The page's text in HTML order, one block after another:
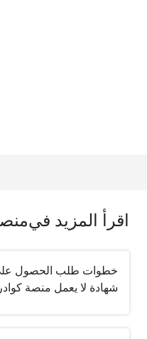
اقرأ المزيد في
خطوات طلب الحصول
شهادة لا يعمل منصة